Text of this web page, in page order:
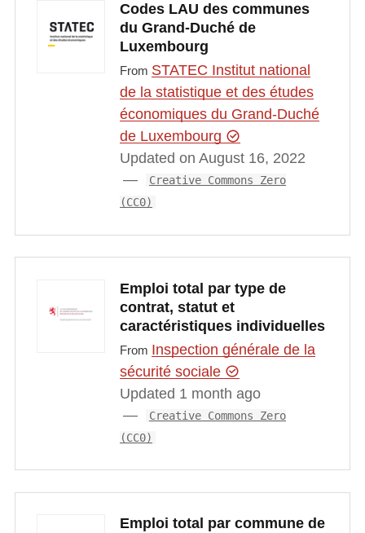
Codes LAU des communes
du Grand-Duché de
Luxembourg
From STATEC Institut national
de la statistique et des études
économiques du Grand-Duché
de Luxembourg
Updated on August 16, 2022
Creative Commons Zero
(CC0)
Emploi total par type de
contrat, statut et
caractéristiques individuelles
From Inspection générale de la
sécurité sociale
Updated 1 month ago
Creative Commons Zero
(CC0)
Emploi total par commune de